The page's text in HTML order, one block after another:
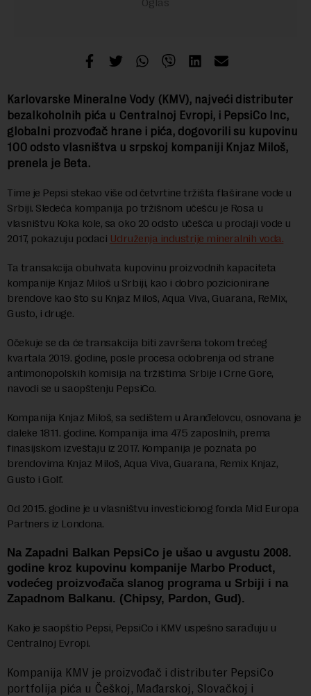
Karlovarske Mineralne Vody (KMV), najveći distributer
bezalkoholnih pića u Centralnoj Evropi, i PepsiCo Inc,
globalni prozvođač hrane i pića, dogovorili su kupovinu
100 odsto vlasništva u srpskoj kompaniji Knjaz Miloš,
prenela je Beta.
Time je Pepsi stekao više od četvrtine tržišta flaširane vode u
Srbiji. Sledeća kompanija po tržišnom učešću je Rosa u
vlasništvu Koka kole, sa oko 20 odsto učešća u prodaji vode u
2017, pokazuju podaci Udruženja industrije mineralnih voda.
Ta transakcija obuhvata kupovinu proizvodnih kapaciteta
kompanije Knjaz Miloš u Srbiji, kao i dobro pozicionirane
brendove kao što su Knjaz Miloš, Aqua Viva, Guarana, ReMix,
Gusto, i druge.
Očekuje se da će transakcija biti završena tokom trećeg
kvartala 2019. godine, posle procesa odobrenja od strane
antimonopolskih komisija na tržištima Srbije i Crne Gore,
navodi se u saopštenju PepsiCo.
Kompanija Knjaz Miloš, sa sedištem u Aranđelovcu, osnovana je
daleke 1811. godine. Kompanija ima 475 zaposlnih, prema
finasijskom izveštaju iz 2017. Kompanija je poznata po
brendovima Knjaz Miloš, Aqua Viva, Guarana, Remix Knjaz,
Gusto i Golf.
Od 2015. godine je u vlasništvu investicionog fonda Mid Europa
Partners iz Londona.
Na Zapadni Balkan PepsiCo je ušao u avgustu 2008.
godine kroz kupovinu kompanije Marbo Product,
vodećeg proizvođača slanog programa u Srbiji i na
Zapadnom Balkanu. (Chipsy, Pardon, Gud).
Kako je saopštio Pepsi, PepsiCo i KMV uspešno sarađuju u
Centralnoj Evropi.
Kompanija KMV je proizvođač i distributer PepsiCo
portfolija pića u Češkoj, Mađarskoj, Slovačkoj i